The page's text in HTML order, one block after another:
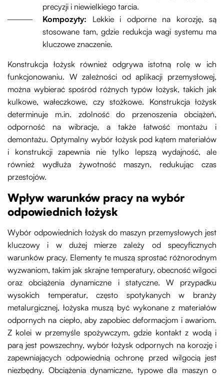
precyzji i niewielkiego tarcia.
Kompozyty: Lekkie i odporne na korozję, są
stosowane tam, gdzie redukcja wagi systemu ma
kluczowe znaczenie.
Konstrukcja łożysk również odgrywa istotną rolę w ich
funkcjonowaniu. W zależności od aplikacji przemysłowej,
można wybierać spośród różnych typów łożysk, takich jak
kulkowe, wałeczkowe, czy stożkowe. Konstrukcja łożysk
determinuje m.in. zdolność do przenoszenia obciążeń,
odporność na wibracje, a także łatwość montażu i
demontażu. Optymalny wybór łożysk pod kątem materiałów
i konstrukcji zapewnia nie tylko lepszą wydajność, ale
również wydłuża żywotność maszyn, redukując czas
przestojów.
Wpływ warunków pracy na wybór
odpowiednich łożysk
Wybór odpowiednich łożysk do maszyn przemysłowych jest
kluczowy i w dużej mierze zależy od specyficznych
warunków pracy. Elementy te muszą sprostać różnorodnym
wyzwaniom, takim jak skrajne temperatury, obecność wilgoci
oraz obciążenia dynamiczne i statyczne. W przypadku
wysokich temperatur, często spotykanych w branży
metalurgicznej, łożyska muszą być wykonane z materiałów
odpornych na ciepło, aby zapobiec deformacjom i awariom.
Z kolei w przemyśle spożywczym, gdzie kontakt z wodą i
parą jest powszechny, wybór łożysk odpornych na korozję i
zapewniających odpowiednią ochronę przed wilgocią jest
niezbędny. Obciążenia dynamiczne, typowe dla maszyn o